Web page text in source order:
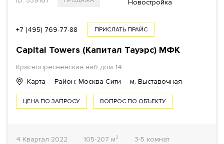
₽ $ €
ПЛОЩАДЬ
КОМНАТ ОТ 1
ОТДЕЛКА
Новостройка
+7 (495) 769-77-88 ПРИСЛАТЬ ПРАЙС
Capital Towers (Капитал Тауэрс) МФК
Краснопресненская наб дом 14
Карта
Район: Москва Сити м. Выставочная
ЦЕНА ПО ЗАПРОСУ ВОПРОС ПО ОБЪЕКТУ
4 Квартал 2022 105-207 м²
3-5 комнат